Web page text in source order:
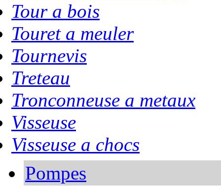
Tour a bois
Touret a meuler
Tournevis
Treteau
Tronconneuse a metaux
Visseuse
Visseuse a chocs
Pompes